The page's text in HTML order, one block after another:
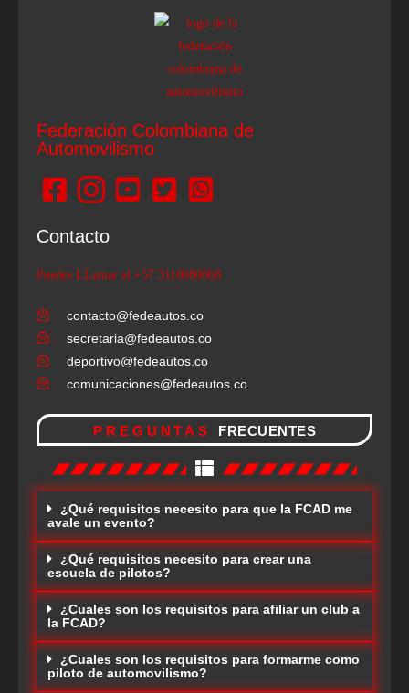
Federación Colombiana de
Automovilismo
Contacto
Puedes LLamar al +57 3118080868
contacto@fedeautos.co
secretaria@fedeautos.co
deportivo@fedeautos.co
comunicaciones@fedeautos.co
PREGUNTAS FRECUENTES
¿Qué requisitos necesito para que la FCAD me
avale un evento?
¿Qué requisitos necesito para crear una
escuela de pilotos?
¿Cuales son los requisitos para afiliar un club a
la FCAD?
¿Cuales son los requisitos para formarme como
piloto de automovilismo?